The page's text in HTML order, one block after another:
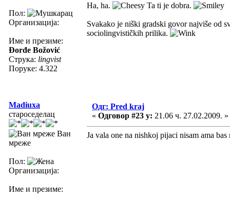
Пол:
Организација:
Име и презиме:
Đorđe Božović
Струка: lingvist
Поруке: 4.322
Ha, ha. Ta ti je dobra.
Svakako je niški gradski govor najviše od
sociolingvističkih prilika.
Madiuxa
староседелац
Ван
мреже
Пол:
Организација:
Име и презиме:
Одг: Pred kraj
« Одговор #23 у: 21.06 ч. 27.02.2009. »
Ja vala one na nishkoj pijaci nisam ama